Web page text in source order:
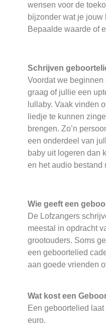
wensen voor de
bijzonder wat je
Bepaalde waarde of
Schrijven
Voordat we
graag of jullie een
lullaby. Vaak vinden
liedje te kunnen
brengen. Zo’n
een onderdeel van
baby uit logeren dan
en het audio bestand
Wie geeft een
De Lofzangers
meestal in opdracht
grootouders. Soms
een geboortelied
aan goede vrienden
Wat kost een
Een geboortelied
euro.